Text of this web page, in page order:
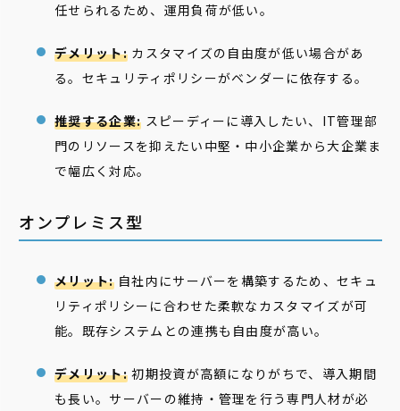
任せられるため、運用負荷が低い。
デメリット:カスタマイズの自由度が低い場合があ
る。セキュリティポリシーがベンダーに依存する。
推奨する企業: スピーディーに導入したい、IT管理部
門のリソースを抑えたい中堅・中小企業から大企業ま
で幅広く対応。
オンプレミス型
メリット:自社内にサーバーを構築するため、セキュ
リティポリシーに合わせた柔軟なカスタマイズが可
能。既存システムとの連携も自由度が高い。
デメリット:初期投資が高額になりがちで、導入期間
も長い。サーバーの維持・管理を行う専門人材が必